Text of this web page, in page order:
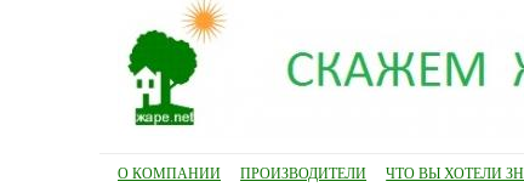
О КОМПАНИИ ПРОИЗВОДИТЕЛИ ЧТО ВЫ ХОТЕЛИ